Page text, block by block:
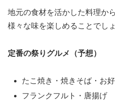
地元の食材を活かした料理か
様々な味を楽しめることでしょ
定番の祭りグルメ（予想）
たこ焼き・焼きそば・お
フランクフルト・唐揚げ